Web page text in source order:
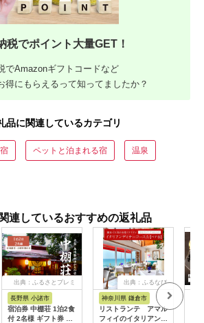
税でポイント大量GET！
でAmazonギフトコードなど
得にもらえるって知ってましたか？
品に関連しているカテゴリ
ペットと泊まれる宿 温泉
連しているおすすめの返礼品
出典：ふるさとプレミ
長野県 小諸市
宿泊券 中棚荘 1泊2食
付 2名様 ギフト券 チ
出典：ふるなび
神奈川県 鎌倉市
リストランテ アマル
フィイのイタリアンデ